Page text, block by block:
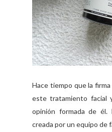
Hace tiempo que la
este tratamiento facial
opinión formada de él.
creada por un equipo de